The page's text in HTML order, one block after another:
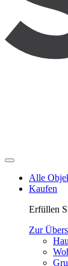
Alle
Kaufen
Erfüllen
Zur